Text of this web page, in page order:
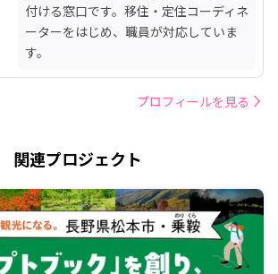
付ける窓口です。移住・定住コーディネ
ーターをはじめ、職員が対応していま
す。
プロフィールを見る
関連プロジェクト